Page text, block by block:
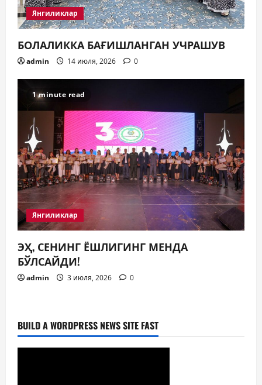
Янгиликлар
БОЛАЛИККА БАҒИШЛАНГАН УЧРАШУВ
admin 14 июля, 2026 0
1 minute read
Янгиликлар
ЭҲ, СЕНИНГ ЁШЛИГИНГ МЕНДА
БЎЛСАЙДИ!
admin 3 июля, 2026 0
BUILD A WORDPRESS NEWS SITE FAST